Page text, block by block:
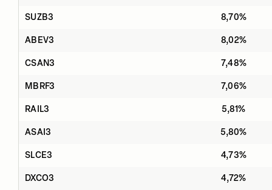
SUZB3 8,70%
ABEV3 8,02%
CSAN3 7,48%
MBRF3 7,06%
RAIL3 5,81%
ASAI3 5,80%
SLCE3 4,73%
DXCO3 4,72%